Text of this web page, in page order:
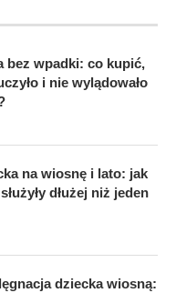
bez wpadki: co kupić,
i nie wylądowało
na wiosnę i lato: jak
dłużej niż jeden
dziecka wiosną: